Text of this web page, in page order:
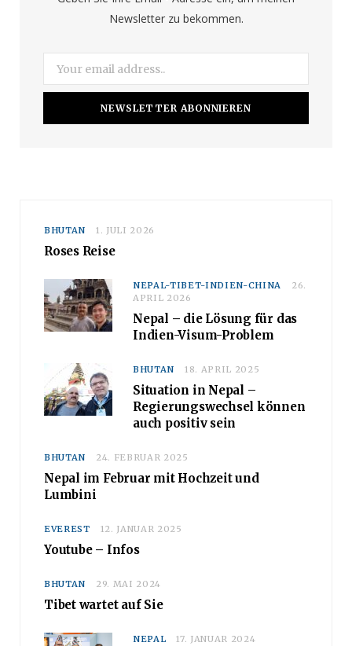
k
a
Newsletter zu bekommen.
BHUTAN 1. JULI 2026
Roses Reise
NEPAL-TIBET-INDIEN-CHINA
26.
APRIL 2026
Nepal – die Lösung für das
Indien-Visum-Problem
BHUTAN 18. APRIL 2025
Situation in Nepal –
Regierungswechsel können
auch positiv sein
BHUTAN 24. FEBRUAR 2025
Nepal im Februar mit Hochzeit und
Lumbini
EVEREST 12. JANUAR 2025
Youtube – Infos
BHUTAN 29. MAI 2024
Tibet wartet auf Sie
NEPAL 17. JANUAR 2024